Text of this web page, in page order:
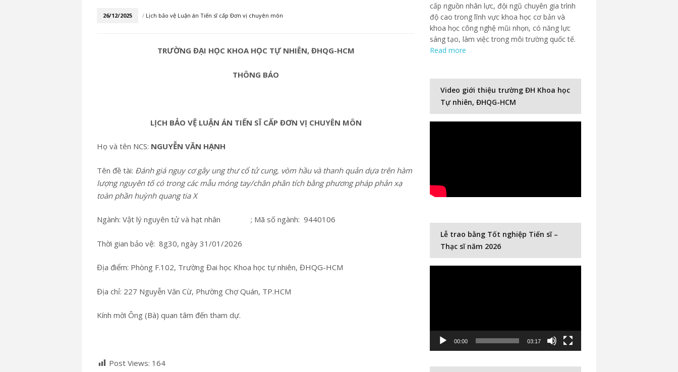
26/12/2025 / Lịch bảo vệ Luận án Tiến sĩ cấp Đơn vị chuyên môn
TRƯỜNG ĐẠI HỌC KHOA HỌC TỰ NHIÊN, ĐHQG-HCM
THÔNG BÁO
LỊCH BẢO VỆ LUẬN ÁN TIẾN SĨ CẤP ĐƠN VỊ CHUYÊN MÔN
Họ và tên NCS: NGUYỄN VĂN HẠNH
Tên đề tài: Đánh giá nguy cơ gây ung thư cổ tử cung, vòm hầu và thanh quản dựa trên hàm
lượng nguyên tố có trong các mẫu móng tay/chân phân tích bằng phương pháp phản xạ
toàn phần huỳnh quang tia X
Ngành: Vật lý nguyên tử và hạt nhân ; Mã số ngành: 9440106
Thời gian bảo vệ: 8g30, ngày 31/01/2026
Địa điểm: Phòng F.102, Trường Đai học Khoa học tự nhiên, ĐHQG-HCM
Địa chỉ: 227 Nguyễn Văn Cừ, Phường Chợ Quán, TP.HCM
Kính mời Ông (Bà) quan tâm đến tham dự.
Post Views: 164
cấp nguồn nhân lực, đội ngũ chuyên gia trình
độ cao trong lĩnh vực khoa học cơ bản và
khoa học công nghệ mũi nhọn, có năng lực
sáng tạo, làm việc trong môi trường quốc tế.
Read more
Video giới thiệu trường ĐH Khoa học
Tự nhiên, ĐHQG-HCM
Lễ trao bằng Tốt nghiệp Tiến sĩ –
Thạc sĩ năm 2026
00:00 03:17